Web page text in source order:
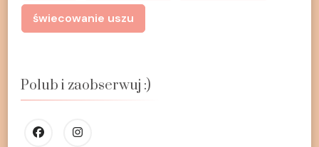
świecowanie uszu
Polub i zaobserwuj :)